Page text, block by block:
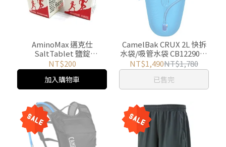
AminoMax 邁克仕
SaltTablet 鹽錠
MAXA125-1 游遊戶外Yoyo
Outdoor
NT$200
加入購物車
CamelBak CRUX 2L 快拆
水袋/吸管水袋 CB1229001
游遊戶外Yoyo Outdoor
NT$1,490NT$1,780
已售完